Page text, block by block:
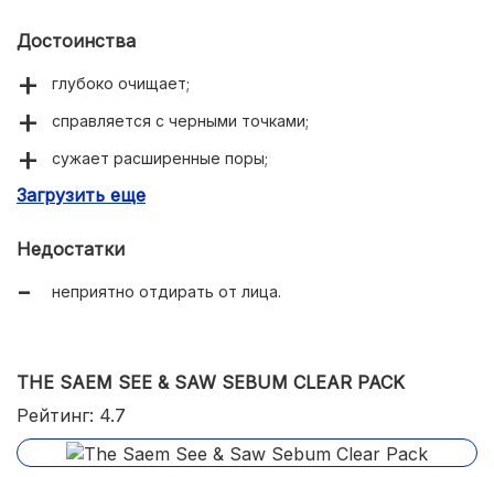
Достоинства
глубоко очищает;
справляется с черными точками;
сужает расширенные поры;
убирает ороговевшие частички кожи;
Загрузить еще
Недостатки
неприятно отдирать от лица.
THE SAEM SEE & SAW SEBUM CLEAR PACK
Рейтинг: 4.7